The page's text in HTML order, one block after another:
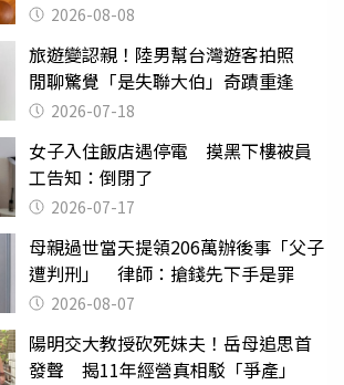
2026-08-08
旅遊變認親！陸男幫台灣遊客拍照
閒聊驚覺「是失聯大伯」奇蹟重逢
2026-07-18
女子入住飯店遇停電 摸黑下樓被員
工告知：倒閉了
2026-07-17
母親過世當天提領206萬辦後事「父子
遭判刑」 律師：搶錢先下手是罪
2026-08-07
陽明交大教授砍死妹夫！岳母追思首
發聲 揭11年經營真相駁「爭產」